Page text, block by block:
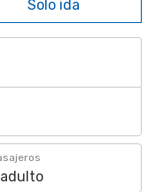
Solo ida